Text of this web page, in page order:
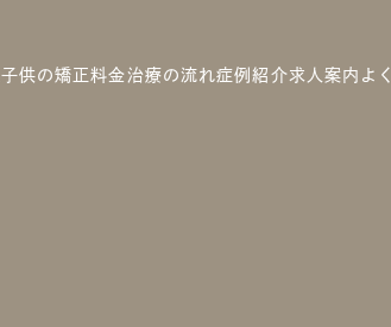
子供の矯正料金治療の流れ症例紹介求人案内 よ